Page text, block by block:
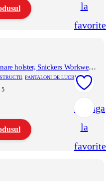
la
favorite
Adauga
la
favorite
holster, Snickers Workwear,
Steel Grey/Black
, PANTALONI DE LUCRU
5